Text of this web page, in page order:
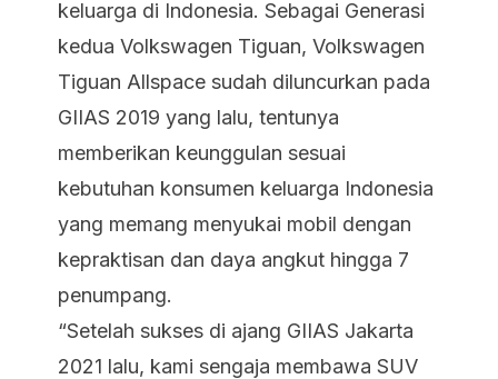
keluarga di Indonesia. Sebagai Generasi
kedua Volkswagen Tiguan, Volkswagen
Tiguan Allspace sudah diluncurkan pada
GIIAS 2019 yang lalu, tentunya
memberikan keunggulan sesuai
kebutuhan konsumen keluarga Indonesia
yang memang menyukai mobil dengan
kepraktisan dan daya angkut hingga 7
penumpang.
“Setelah sukses di ajang GIIAS Jakarta
2021 lalu, kami sengaja membawa SUV